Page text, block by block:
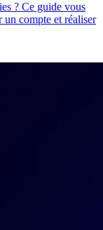
? Ce guide vous
un compte et réaliser